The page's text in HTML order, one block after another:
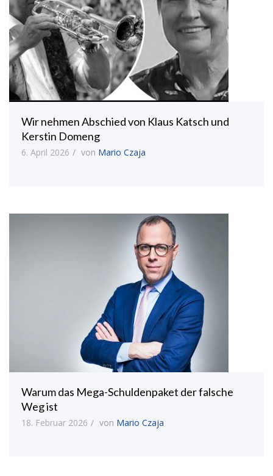
Wir nehmen Abschied von Klaus Katsch und
Kerstin Domeng
6. April 2026 von Mario Czaja
Warum das Mega-Schuldenpaket der falsche
Weg ist
18. Februar 2026 von Mario Czaja